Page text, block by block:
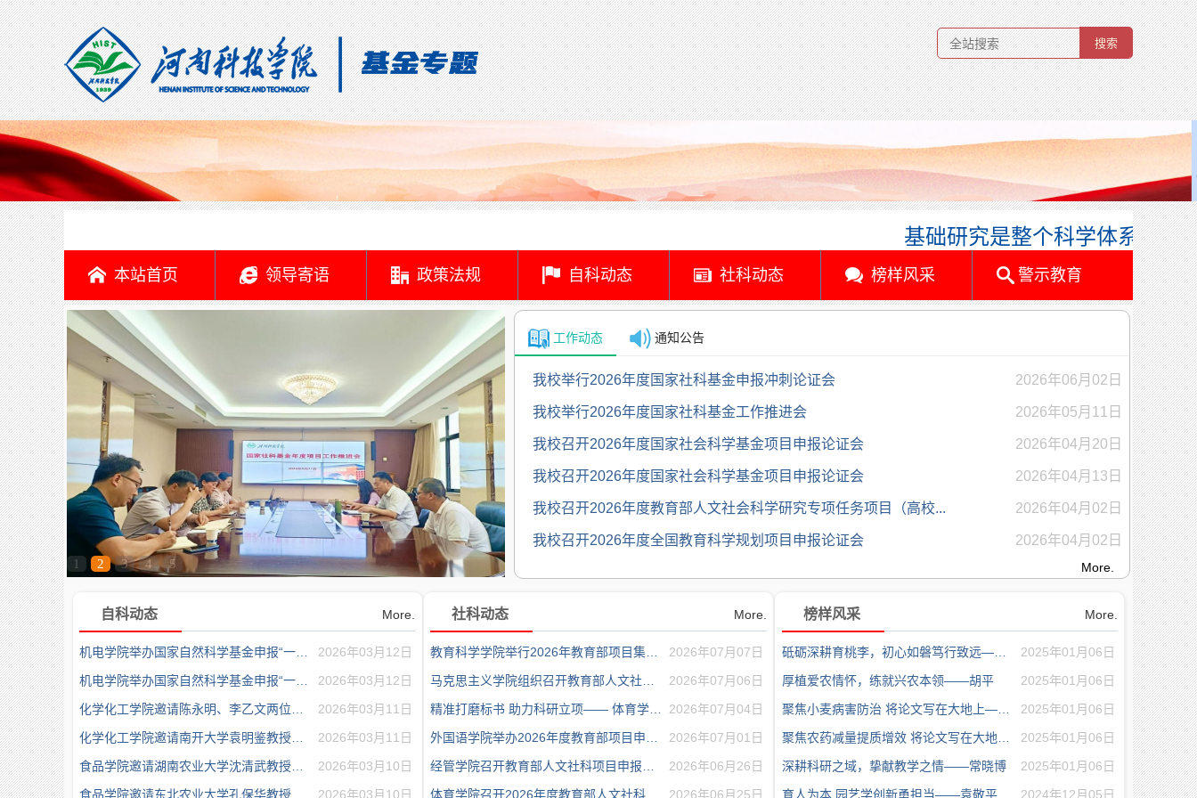
基础研究是整个科学体系的源
本站首页 领导寄语 政策法规 自科动态 社科动态 榜样风采 警示教育
1 2 3 4 5
工作动态 通知公告
我校举行2026年度国家社科基金申报冲刺论证会 2026年06月02日
我校举行2026年度国家社科基金工作推进会 2026年05月11日
我校召开2026年度国家社会科学基金项目申报论证会 2026年04月20日
我校召开2026年度国家社会科学基金项目申报论证会 2026年04月13日
我校召开2026年度教育部人文社会科学研究专项任务项目（高校... 2026年04月02日
我校召开2026年度全国教育科学规划项目申报论证会 2026年04月02日
More.
自科动态 More.
2026年03月12日
2026年03月12日
2026年03月11日
2026年03月11日
2026年03月10日
2026年03月10日
社科动态 More.
2026年07月07日
2026年07月06日
2026年07月04日
2026年07月01日
2026年06月26日
2026年06月25日
榜样风采 More.
砥砺深耕育桃李，初心如磐笃行致远——胡萍
2025年01月06日
厚植爱农情怀，练就兴农本领——胡平
2025年01月06日
聚焦小麦病害防治 将论文写在大地上——武...
2025年01月06日
2025年01月06日
深耕科研之域，挚献教学之情——常晓博
2025年01月06日
育人为本 园艺学创新勇担当——袁敬平
2024年12月05日